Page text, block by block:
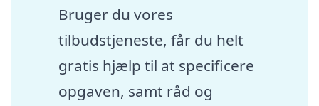
Bruger du vores
tilbudstjeneste, får du helt
gratis hjælp til at specificere
opgaven, samt råd og